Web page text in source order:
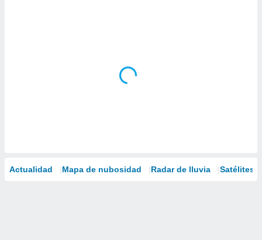
Actualidad Mapa de nubosidad Radar de lluvia Satélites